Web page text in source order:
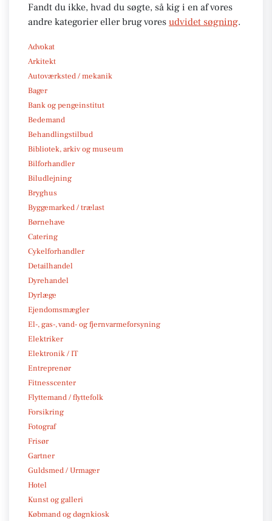
Fandt du ikke, hvad du søgte, så kig i en af vores
andre kategorier eller brug vores udvidet søgning.
Advokat
Arkitekt
Autoværksted / mekanik
Bager
Bank og pengeinstitut
Bedemand
Behandlingstilbud
Bibliotek, arkiv og museum
Bilforhandler
Biludlejning
Bryghus
Byggemarked / trælast
Børnehave
Catering
Cykelforhandler
Detailhandel
Dyrehandel
Dyrlæge
Ejendomsmægler
El-, gas-, vand- og fjernvarmeforsyning
Elektriker
Elektronik / IT
Entreprenør
Fitnesscenter
Flyttemand / flyttefolk
Forsikring
Fotograf
Frisør
Gartner
Guldsmed / Urmager
Hotel
Kunst og galleri
Købmand og døgnkiosk